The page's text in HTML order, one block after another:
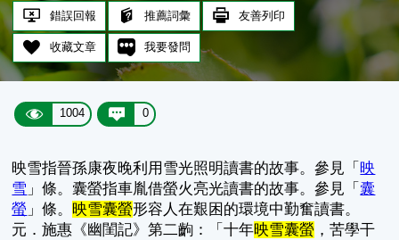
錯誤回報 推薦詞彙 友善列印
收藏文章 我要發問
1004 0
映雪指晉孫康夜晚利用雪光照明讀書的故事。參見「 映
雪 」條。囊螢指車胤借螢火亮光讀書的故事。參見「 囊
螢 」條。 映雪囊螢形容人在艱困的環境中勤奮讀書。
元．施惠《幽閨記》第二齣：「十年映雪囊螢 ，苦學干